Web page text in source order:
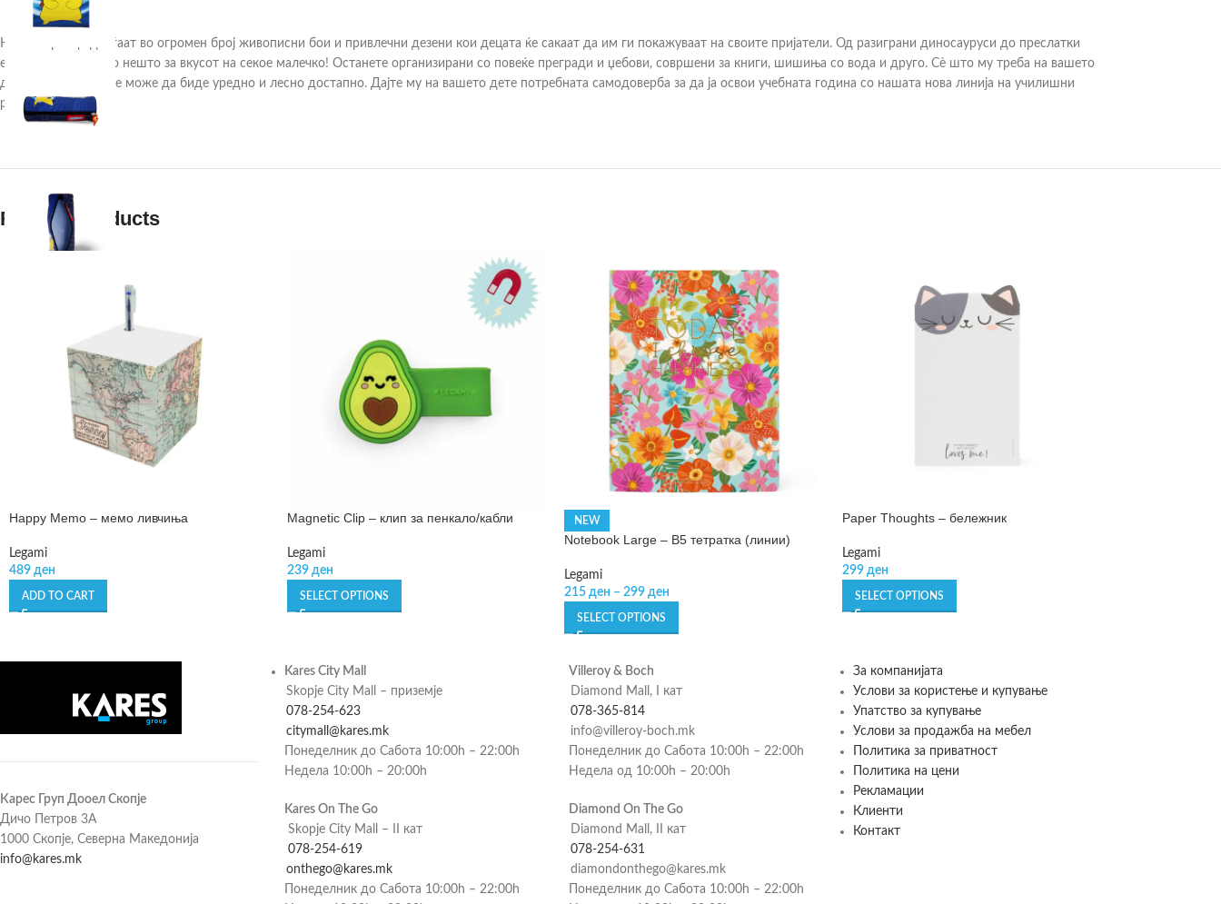
Нашите ранци доаѓаат во огромен број живописни бои и привлечни дезени кои децата ќе сакаат да им ги покажуваат на своите пријатели. Од разиграни диносауруси до преслатки
еднорози, имаме по нешто за вкусот на секое малечко! Останете организирани со повеќе прегради и џебови, совршени за книги, шишиња со вода и друго. Сè што му треба на вашето
дете за на училиште може да биде уредно и лесно достапно. Дајте му на вашето дете потребната самодоверба за да ја освои учебната година со нашата нова линија на училишни
ранци.
Related products
Happy Memo – мемо ливчиња
Legami
489 ден
ADD TO CART
Magnetic Clip – клип за пенкало/кабли
Legami
239 ден
SELECT OPTIONS
NEW
Notebook Large – B5 тетратка (линии)
Legami
215 ден – 299 ден
SELECT OPTIONS
Paper Thoughts – бележник
Legami
299 ден
SELECT OPTIONS
Карес Груп Дооел Скопје
Дичо Петров 3А
1000 Скопје, Северна Македонија
info@kares.mk
Kares City Mall
Skopje City Mall – приземје
078-254-623
citymall@kares.mk
Понеделник до Сабота 10:00h – 22:00h
Недела 10:00h – 20:00h
Kares On The Go
Skopje City Mall – II кат
078-254-619
onthego@kares.mk
Понеделник до Сабота 10:00h – 22:00h
Villeroy & Boch
Diamond Mall, I кат
078-365-814
info@villeroy-boch.mk
Понеделник до Сабота 10:00h – 22:00h
Недела од 10:00h – 20:00h
Diamond On The Go
Diamond Mall, II кат
078-254-631
diamondonthego@kares.mk
Понеделник до Сабота 10:00h – 22:00h
За компанијата
Услови за користење и купување
Упатство за купување
Услови за продажба на мебел
Политика за приватност
Политика на цени
Рекламации
Клиенти
Контакт